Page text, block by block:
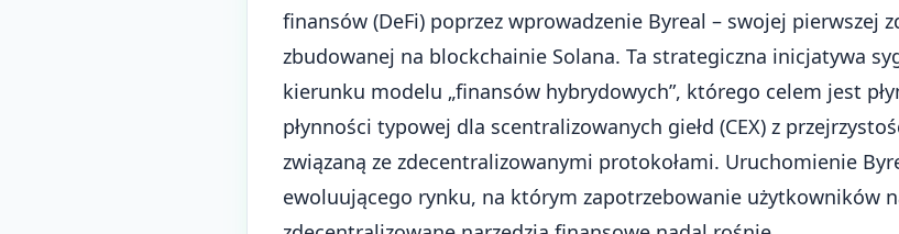
finansów (DeFi) poprzez wprowadzenie Byreal – swojej pierwszej
zbudowanej na blockchainie Solana. Ta strategiczna inicjatywa
kierunku modelu „finansów hybrydowych”, którego celem jest
płynności typowej dla scentralizowanych giełd (CEX) z
związaną ze zdecentralizowanymi protokołami. Uruchomienie
ewoluującego rynku, na którym zapotrzebowanie użytkowników